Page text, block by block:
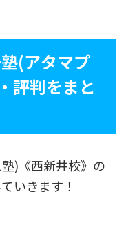
(アタマプ
評判をまと
)《西新井校》の
いきます！